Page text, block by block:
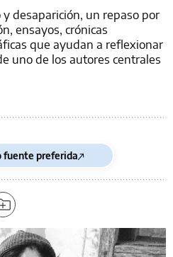
desaparición, un repaso por
ensayos, crónicas
que ayudan a reflexionar
uno de los autores centrales
fuente preferida